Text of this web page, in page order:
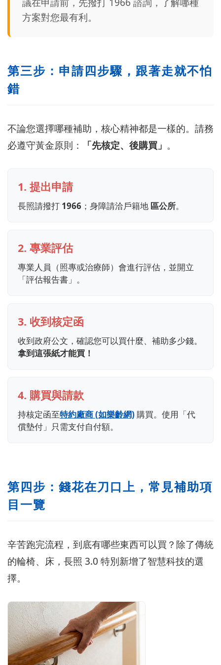
方案對您最有利。
第三步：申請四步驟，跟著走就不怕
錯
不論您選擇哪種補助，核心精神都是一樣的。請務
必遵守黃金原則：
「先核定、後購買」 。
1. 提出申請
長照請撥打 1966 ；身障請洽戶籍地 區公所。
2. 專業評估
專業人員（照專或治療師）會進行評估，並開立
「評估報告書」。
3. 收到核定函
收到政府公文，確認您可以買什麼、補助多少錢。
拿到這張紙才能買！
4. 購買與請款
持核定函至特約廠商 (如樂齡網) 購買。使用「代
償墊付」只需支付自付額。
第四步：錢花在刀口上，常見補助項
目一覽
辛苦跑完流程，到底有哪些東西可以買？除了傳統
的輪椅、床，長照 3.0 特別新增了智慧科技的選
擇。